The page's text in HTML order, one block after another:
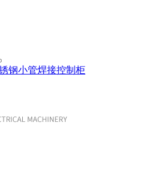
钢小管焊接控制柜